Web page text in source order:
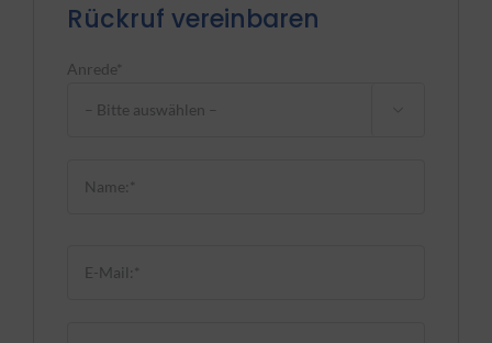
Rückruf vereinbaren
Anrede*